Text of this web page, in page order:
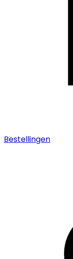
Bestellingen